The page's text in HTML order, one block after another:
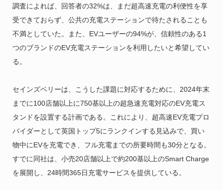
調査によれば、回答者の32%は、まだ超高速充電の利便性を享
受できておらず、公共の充電ステーションで待たされることも
不満としていた。また、EVユーザーの94%が、信頼性のある1
つのブランドのEV充電ステーションを利用したいと希望してい
る。
セインズベリーは、こうした課題に対応するために、2024年末
までに100店舗以上に750基以上の超急速充電対応のEV充電ス
タンドを設置する計画である。これにより、超高速EV充電プロ
バイダーとして英国トップ5にランクインする見込みで、買い
物中にEVを充電でき、フル充電までの所要時間も30分となる。
すでに同社は、小売20店舗以上で約200基以上のSmart Charge
を展開し、24時間365日充電サービスを提供している。